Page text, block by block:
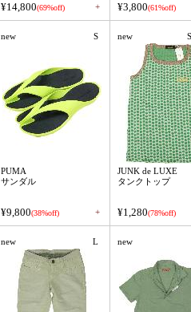
¥14,800(69%off) + ¥3,800(61%off)
new S
PUMA
サンダル
¥9,800(38%off) +
new
JUNK de LUXE
タンクトップ
¥1,280(78%off)
new L new